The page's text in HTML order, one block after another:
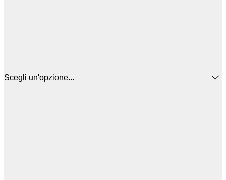
Scegli un'opzione...